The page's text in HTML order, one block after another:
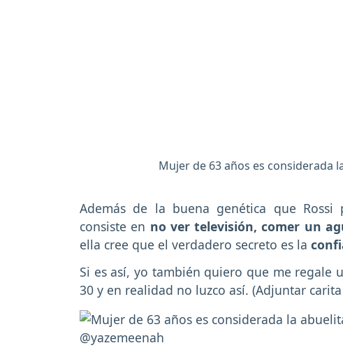
Mujer de 63 años es considerada
Además de la buena genética que
consiste en no ver televisión, comer un
ella cree que el verdadero secreto es la
Si es así, yo también quiero que me regale
30 y en realidad no luzco así. (Adjuntar